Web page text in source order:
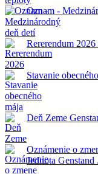
Oznam -
Rererendum 2026
Stavanie
Deň Zeme
Oznámenie o
Jednota Genstand